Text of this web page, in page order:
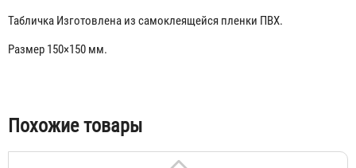
Табличка Изготовлена из самоклеящейся пленки ПВХ.
Размер 150×150 мм.
Табы
Похожие товары